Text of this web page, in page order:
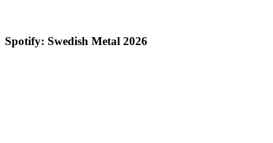
Spotify: Swedish Metal 2026